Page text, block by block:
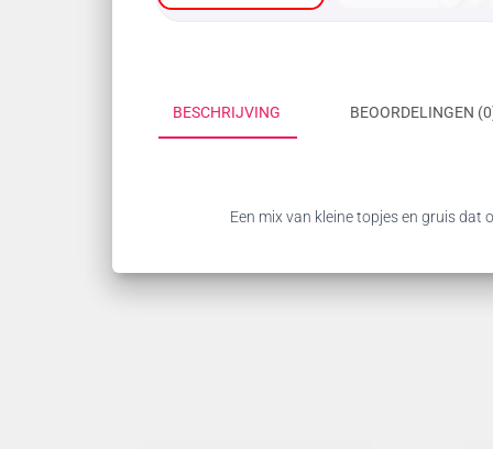
BESCHRIJVING BEOORDELINGEN
Een mix van kleine topjes en gruis dat